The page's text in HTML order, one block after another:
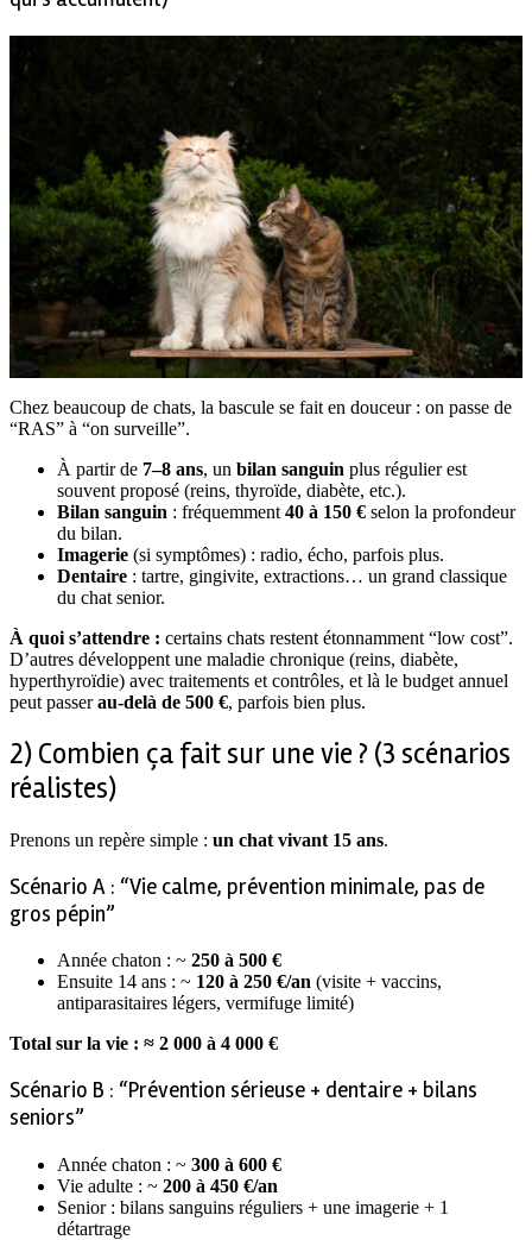
Chez beaucoup de chats, la bascule se fait en douceur : on passe de
“RAS” à “on surveille”.
À partir de 7–8 ans, un bilan sanguin plus régulier est
souvent proposé (reins, thyroïde, diabète, etc.).
Bilan sanguin : fréquemment 40 à 150 € selon la profondeur
du bilan.
Imagerie (si symptômes) : radio, écho, parfois plus.
Dentaire : tartre, gingivite, extractions… un grand classique
du chat senior.
À quoi s’attendre : certains chats restent étonnamment “low cost”.
D’autres développent une maladie chronique (reins, diabète,
hyperthyroïdie) avec traitements et contrôles, et là le budget annuel
peut passerau-delà de 500 €, parfois bien plus.
2) Combien ça fait sur une vie ? (3 scénarios
réalistes)
Prenons un repère simple : un chat vivant 15 ans.
Scénario A : “Vie calme, prévention minimale, pas de
gros pépin”
Année chaton : ~ 250 à 500 €
Ensuite 14 ans : ~ 120 à 250 €/an (visite + vaccins,
antiparasitaires légers, vermifuge limité)
Total sur la vie : ≈ 2 000 à 4 000 €
Scénario B : “Prévention sérieuse + dentaire + bilans
seniors”
Année chaton : ~ 300 à 600 €
Vie adulte : ~ 200 à 450 €/an
Senior : bilans sanguins réguliers + une imagerie + 1
détartrage